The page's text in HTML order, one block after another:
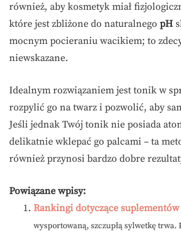
również, aby kosmetyk miał
które jest zbliżone do naturalnego pH
mocnym pocieraniu wacikiem; to
niewskazane.
Idealnym rozwiązaniem jest tonik w
rozpylić go na twarz i pozwolić, aby
Jeśli jednak Twój tonik nie posiada
delikatnie wklepać go palcami – ta
również przynosi bardzo dobre
Powiązane wpisy:
Rankingi dotyczące
wysportowaną, szczupłą sylwetkę trwa.